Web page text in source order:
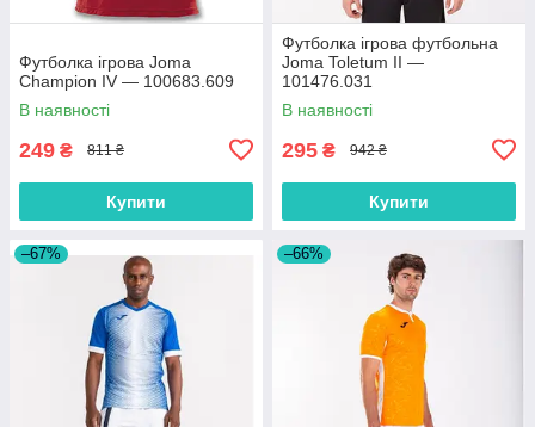
Футболка ігрова Joma
Champion IV — 100683.609
В наявності
249 ₴ 811 ₴
Купити
Футболка ігрова футбольна
Joma Toletum II —
101476.031
В наявності
295 ₴ 942 ₴
Купити
–67% –66%